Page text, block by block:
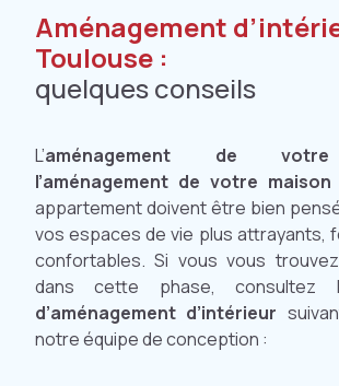
Aménagement
Toulouse :
quelques conseils
L’aménagement de
l’aménagement de votre maison
appartement doivent être bien
vos espaces de vie plus attrayants,
confortables. Si vous vous
dans cette phase, consultez
d’aménagement d’intérieur
notre équipe de conception :